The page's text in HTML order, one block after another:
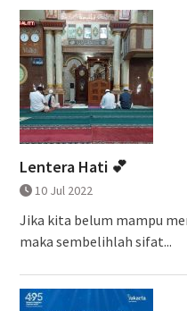
Lentera Hati 💕
10 Jul 2022
Jika kita belum mampu
maka sembelihlah sifat...